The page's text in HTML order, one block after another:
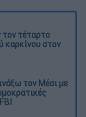
τέταρτο
καρκίνου στον
τον Μέσι με